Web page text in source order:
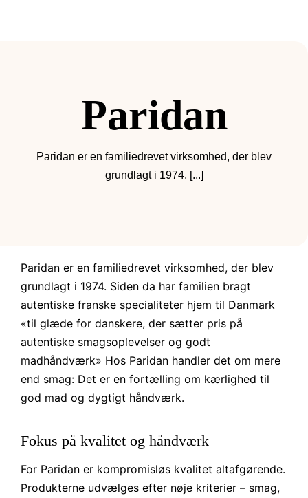
Paridan
Paridan er en familiedrevet virksomhed, der blev
grundlagt i 1974. [...]
Paridan er en familiedrevet virksomhed, der blev
grundlagt i 1974. Siden da har familien bragt
autentiske franske specialiteter hjem til Danmark
«til glæde for danskere, der sætter pris på
autentiske smagsoplevelser og godt
madhåndværk» Hos Paridan handler det om mere
end smag: Det er en fortælling om kærlighed til
god mad og dygtigt håndværk.
Fokus på kvalitet og håndværk
For Paridan er kompromisløs kvalitet altafgørende.
Produkterne udvælges efter nøje kriterier – smag,